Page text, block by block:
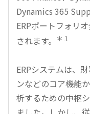
Dynamics 365
ERPポートフォリ
されます。
＊１
ERPシステムは、
ンなどのコア機能
析するための中枢